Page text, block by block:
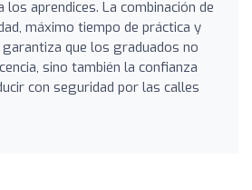
los aprendices. La combinación de
máximo tiempo de práctica y
que los graduados no
sino también la confianza
con seguridad por las calles